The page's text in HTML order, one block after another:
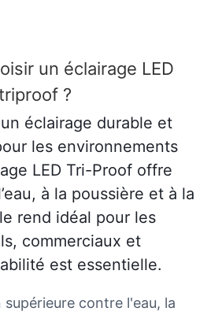
un éclairage LED
?
éclairage durable et
les environnements
LED Tri-Proof offre
à la poussière et à la
rend idéal pour les
commerciaux et
est essentielle.
contre l'eau, la